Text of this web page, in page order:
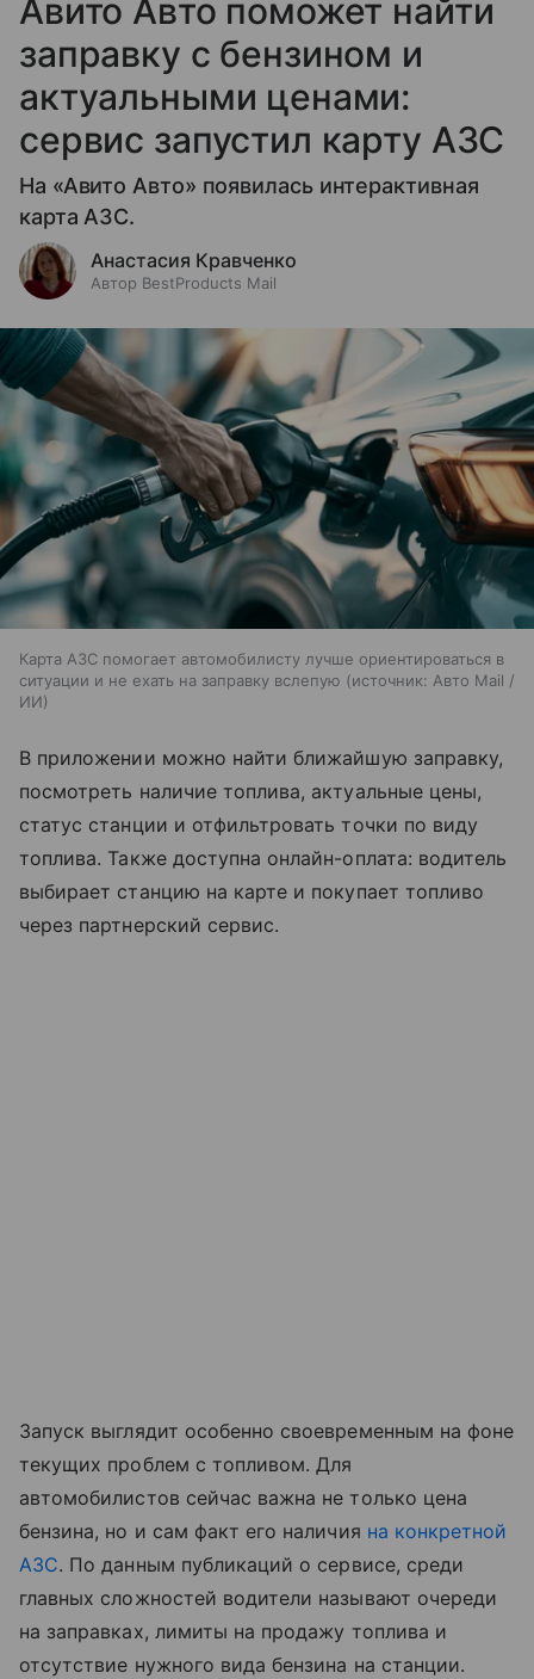
Авито Авто поможет найти
заправку с бензином и
актуальными ценами:
сервис запустил карту АЗС
На «Авито Авто» появилась интерактивная
карта АЗС.
Анастасия Кравченко
Автор BestProducts Mail
Карта АЗС помогает автомобилисту лучше ориентироваться в
ситуации и не ехать на заправку вслепую
источник: Авто Mail /
ИИ
В приложении можно найти ближайшую заправку,
посмотреть наличие топлива, актуальные цены,
статус станции и отфильтровать точки по виду
топлива. Также доступна онлайн-оплата: водитель
выбирает станцию на карте и покупает топливо
через партнерский сервис.
Запуск выглядит особенно своевременным на фоне
текущих проблем с топливом. Для
автомобилистов сейчас важна не только цена
бензина, но и сам факт его наличия на конкретной
АЗС. По данным публикаций о сервисе, среди
главных сложностей водители называют очереди
на заправках, лимиты на продажу топлива и
отсутствие нужного вида бензина на станции.